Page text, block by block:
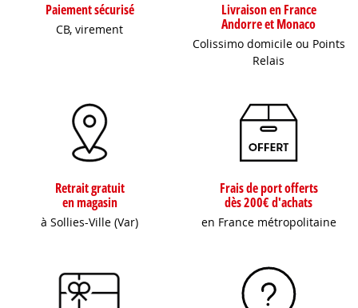
Paiement sécurisé
CB, virement
Livraison en France
Andorre et Monaco
Colissimo domicile ou Points
Relais
Retrait gratuit
en magasin
à Sollies-Ville (Var)
Frais de port offerts
dès 200€ d'achats
en France métropolitaine